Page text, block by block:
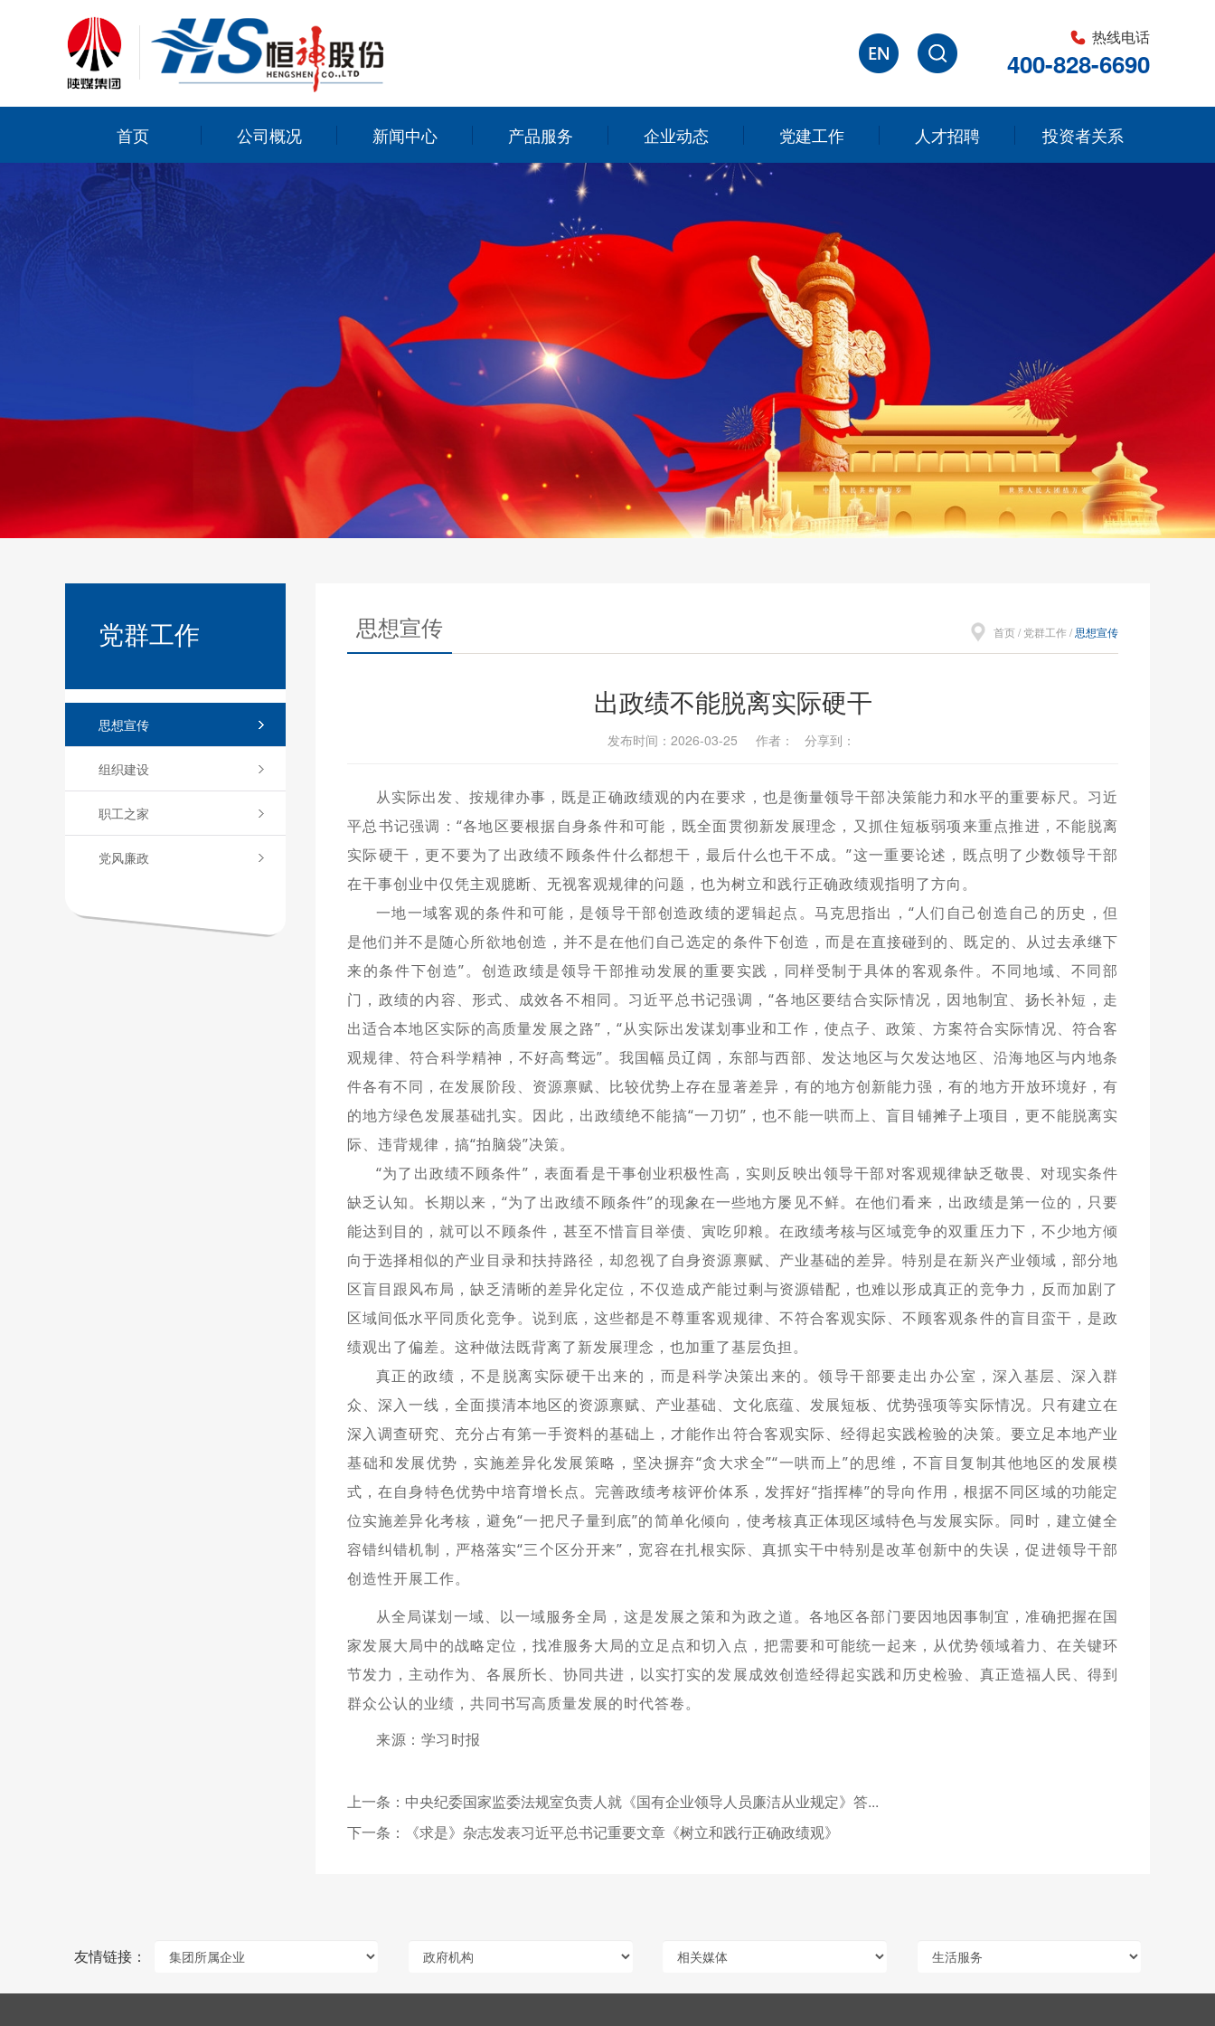
热线电话
400-828-6690
首页 公司概况 新闻中心 产品服务 企业动态 党建工作 人才招聘 投资者关系
党群工作
思想宣传
组织建设
职工之家
党风廉政
思想宣传 首页/ 党群工作 / 思想宣传
出政绩不能脱离实际硬干
发布时间：2026-03-25 作者： 分享到：
从实际出发、按规律办事，既是正确政绩观的内在要求，也是衡量领导干部决策能力和水平的重要标尺。习近
平总书记强调：“各地区要根据自身条件和可能，既全面贯彻新发展理念，又抓住短板弱项来重点推进，不能脱离
实际硬干，更不要为了出政绩不顾条件什么都想干，最后什么也干不成。”这一重要论述，既点明了少数领导干部
在干事创业中仅凭主观臆断、无视客观规律的问题，也为树立和践行正确政绩观指明了方向。
一地一域客观的条件和可能，是领导干部创造政绩的逻辑起点。马克思指出，“人们自己创造自己的历史，但
是他们并不是随心所欲地创造，并不是在他们自己选定的条件下创造，而是在直接碰到的、既定的、从过去承继下
来的条件下创造”。创造政绩是领导干部推动发展的重要实践，同样受制于具体的客观条件。不同地域、不同部
门，政绩的内容、形式、成效各不相同。习近平总书记强调，“各地区要结合实际情况，因地制宜、扬长补短，走
出适合本地区实际的高质量发展之路”，“从实际出发谋划事业和工作，使点子、政策、方案符合实际情况、符合客
观规律、符合科学精神，不好高骛远”。我国幅员辽阔，东部与西部、发达地区与欠发达地区、沿海地区与内地条
件各有不同，在发展阶段、资源禀赋、比较优势上存在显著差异，有的地方创新能力强，有的地方开放环境好，有
的地方绿色发展基础扎实。因此，出政绩绝不能搞“一刀切”，也不能一哄而上、盲目铺摊子上项目，更不能脱离实
际、违背规律，搞“拍脑袋”决策。
“为了出政绩不顾条件”，表面看是干事创业积极性高，实则反映出领导干部对客观规律缺乏敬畏、对现实条件
缺乏认知。长期以来，“为了出政绩不顾条件”的现象在一些地方屡见不鲜。在他们看来，出政绩是第一位的，只要
能达到目的，就可以不顾条件，甚至不惜盲目举债、寅吃卯粮。在政绩考核与区域竞争的双重压力下，不少地方倾
向于选择相似的产业目录和扶持路径，却忽视了自身资源禀赋、产业基础的差异。特别是在新兴产业领域，部分地
区盲目跟风布局，缺乏清晰的差异化定位，不仅造成产能过剩与资源错配，也难以形成真正的竞争力，反而加剧了
区域间低水平同质化竞争。说到底，这些都是不尊重客观规律、不符合客观实际、不顾客观条件的盲目蛮干，是政
绩观出了偏差。这种做法既背离了新发展理念，也加重了基层负担。
真正的政绩，不是脱离实际硬干出来的，而是科学决策出来的。领导干部要走出办公室，深入基层、深入群
众、深入一线，全面摸清本地区的资源禀赋、产业基础、文化底蕴、发展短板、优势强项等实际情况。只有建立在
深入调查研究、充分占有第一手资料的基础上，才能作出符合客观实际、经得起实践检验的决策。要立足本地产业
基础和发展优势，实施差异化发展策略，坚决摒弃“贪大求全”“一哄而上”的思维，不盲目复制其他地区的发展模
式，在自身特色优势中培育增长点。完善政绩考核评价体系，发挥好“指挥棒”的导向作用，根据不同区域的功能定
位实施差异化考核，避免“一把尺子量到底”的简单化倾向，使考核真正体现区域特色与发展实际。同时，建立健全
容错纠错机制，严格落实“三个区分开来”，宽容在扎根实际、真抓实干中特别是改革创新中的失误，促进领导干部
创造性开展工作。
从全局谋划一域、以一域服务全局，这是发展之策和为政之道。各地区各部门要因地因事制宜，准确把握在国
家发展大局中的战略定位，找准服务大局的立足点和切入点，把需要和可能统一起来，从优势领域着力、在关键环
节发力，主动作为、各展所长、协同共进，以实打实的发展成效创造经得起实践和历史检验、真正造福人民、得到
群众公认的业绩，共同书写高质量发展的时代答卷。
来源：学习时报
上一条：中央纪委国家监委法规室负责人就《国有企业领导人员廉洁从业规定》答...
下一条：《求是》杂志发表习近平总书记重要文章《树立和践行正确政绩观》
友情链接：